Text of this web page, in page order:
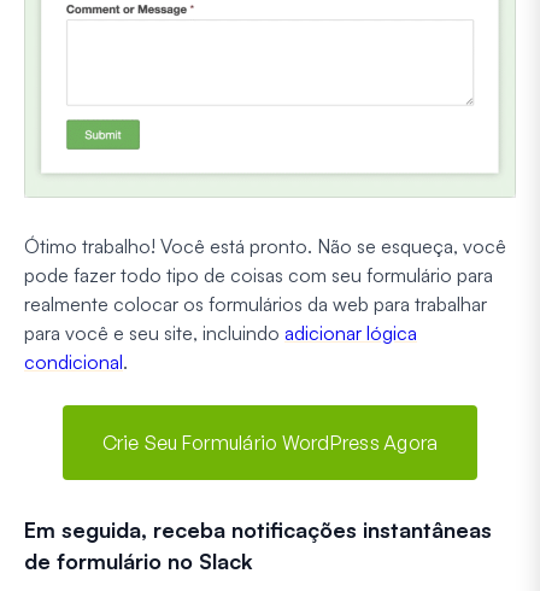
Ótimo trabalho! Você está pronto. Não se esqueça, você
pode fazer todo tipo de coisas com seu formulário para
realmente colocar os formulários da web para trabalhar
para você e seu site, incluindo adicionar lógica
condicional.
Crie Seu Formulário WordPress Agora
Em seguida, receba notificações instantâneas
de formulário no Slack